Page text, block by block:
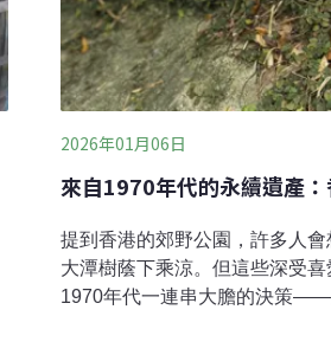
2026年01月06日
來自1970年代的永續遺產
提到香港的郊野公園，許多人
大潭樹蔭下乘涼。但這些深受
1970年代一連串大膽的決策——